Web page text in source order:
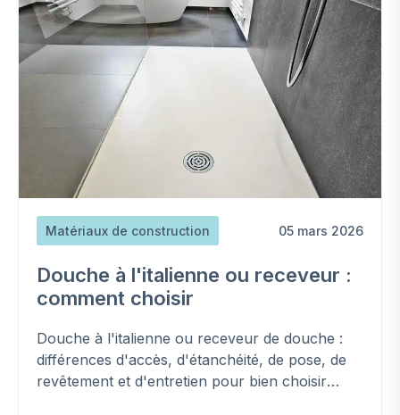
Matériaux de construction 05 mars 2026
Douche à l'italienne ou receveur :
comment choisir
Douche à l'italienne ou receveur de douche :
différences d'accès, d'étanchéité, de pose, de
revêtement et d'entretien pour bien choisir